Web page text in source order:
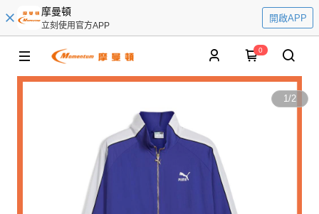
摩曼頓
立刻使用官方APP
開啟APP
0
1/2